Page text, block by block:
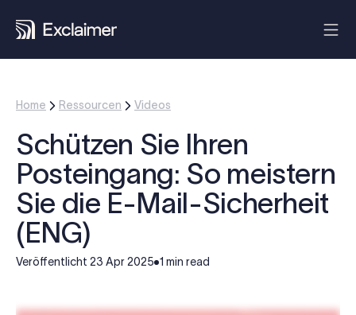
Home Ressourcen Videos
Schützen Sie Ihren
Posteingang: So meistern
Sie die E-Mail-Sicherheit
(ENG)
Veröffentlicht 23 Apr 2025 1 min read